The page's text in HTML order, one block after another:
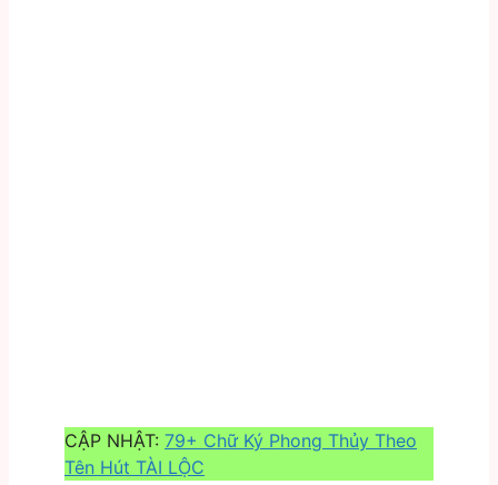
CẬP NHẬT: 79+ Chữ Ký Phong Thủy Theo
Tên Hút TÀI LỘC